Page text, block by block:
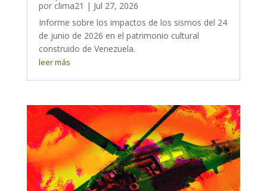
por clima21 | Jul 27, 2026
Informe sobre los impactos de los sismos del 24
de junio de 2026 en el patrimonio cultural
construido de Venezuela.
leer más